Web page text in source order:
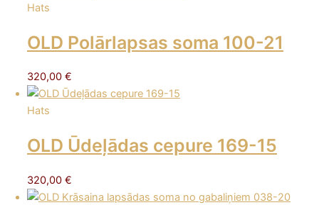
Hats
OLD Polārlapsas soma 100-21
320,00 €
Hats
OLD Ūdeļādas cepure 169-15
320,00 €